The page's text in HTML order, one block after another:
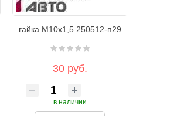
гайка М10х1,5 250512-п29
30 руб.
в наличии